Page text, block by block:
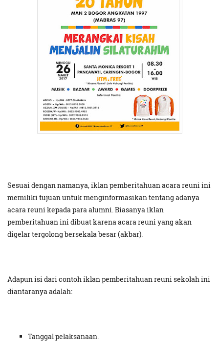
Sesuai dengan namanya, iklan pemberitahuan acara reuni ini
memiliki tujuan untuk menginformasikan tentang adanya
acara reuni kepada para alumni. Biasanya iklan
pemberitahuan ini dibuat karena acara reuni yang akan
digelar tergolong bersekala besar (akbar).
Adapun isi dari contoh iklan pemberitahuan reuni sekolah ini
diantaranya adalah:
Tanggal pelaksanaan.